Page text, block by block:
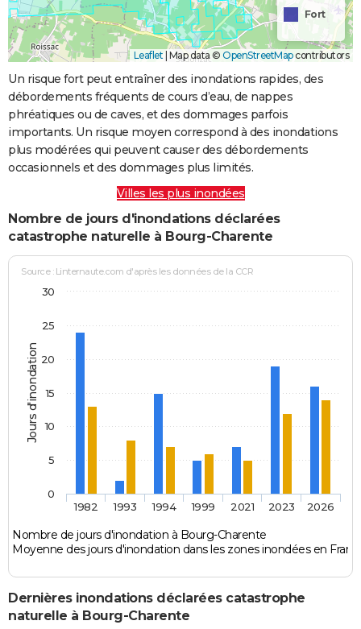
Fort
Leaflet | Map data © OpenStreetMapcontributors
Un risque fort peut entraîner des inondations rapides, des
débordements fréquents de cours d’eau, de nappes
phréatiques ou de caves, et des dommages parfois
importants. Un risque moyen correspond à des inondations
plus modérées qui peuvent causer des débordements
occasionnels et des dommages plus limités.
Villes les plus inondées
Nombre de jours d'inondations déclarées
catastrophe naturelle à Bourg-Charente
Jours d'inondation
Source : Linternaute.com d'après les données de la CCR
Nombre de jours d'inondation à Bourg-Charente
Moyenne des jours d'inondation dans les zones inondées en
1982 1993 1994 1999 2021 2023 2026
0
5
10
15
20
25
30
Dernières inondations déclarées catastrophe
naturelle à Bourg-Charente